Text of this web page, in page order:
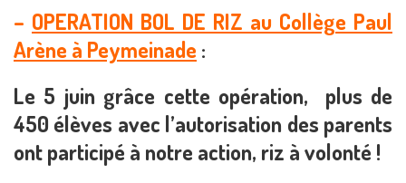
– OPERATION BOL DE RIZ au Collège Paul
Arène à Peymeinade :
Le 5 juin grâce cette opération, plus de
450 élèves avec l’autorisation des parents
ont participé à notre action, riz à volonté !